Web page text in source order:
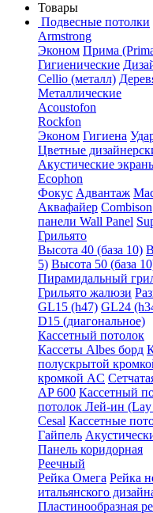
Товары
Подвесные потолки
Armstrong
Эконом Прима
Гигиенические
Cellio (металл)
Металлические
Acoustofon
Rockfon
Эконом Гигиена
Цветные
Акустические
Ecophon
Фокус Адвантаж
Аквафайер Combison
панели Wall Panel
Грильято
Высота 40 (база 10)
5) Высота 50 (база
Пирамидальный
Грильято жалюзи
GL15 (h47) GL24
D15 (диагональное)
Кассетный потолок
Кассеты Albes борд
полускрытой
кромкой AC
AP 600 Кассетный
потолок Лей-ин
Cesal Кассетные
Гайпель
Панель коридорная
Реечный
Рейка Омега Рейка
итальянского
Пластинообразная